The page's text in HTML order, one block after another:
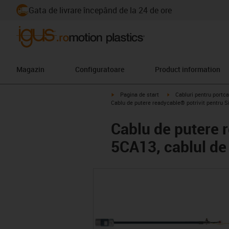
Gata de livrare începând de la 24 de ore
Magazin Configuratoare Product information
igus-icon-arrow-right
Pagina de start igus-icon-arrow-right
Cabluri pentru
Cablu de putere readycable® potrivit pentru
Cablu de putere
5CA13, cablul